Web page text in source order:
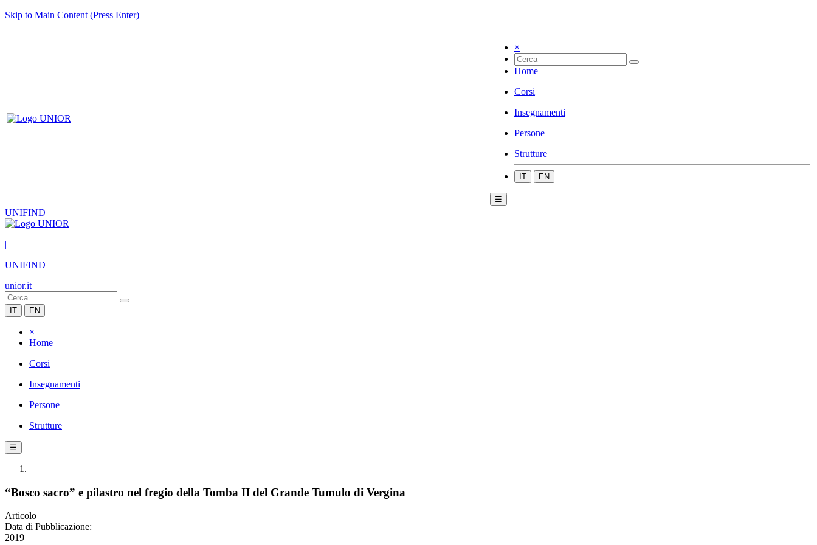
Skip to Main Content (Press Enter)
×
Home
Corsi
Insegnamenti
Persone
Strutture
IT EN
☰
UNIFIND
|
UNIFIND
unior.it
IT EN
×
Home
Corsi
Insegnamenti
Persone
Strutture
☰
“Bosco sacro” e pilastro nel fregio della Tomba II del Grande Tumulo di Vergina
Articolo
Data di Pubblicazione:
2019